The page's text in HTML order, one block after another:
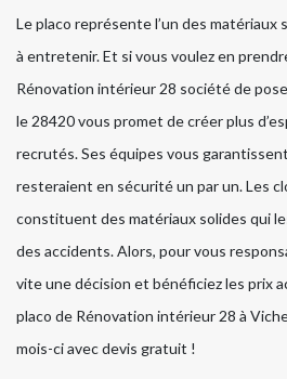
Le placo représente l’un des matériaux
à entretenir. Et si vous voulez en
Rénovation intérieur 28 société de
le 28420 vous promet de créer plus
recrutés. Ses équipes vous
resteraient en sécurité un par un. Les
constituent des matériaux solides qui
des accidents. Alors, pour vous
vite une décision et bénéficiez les prix
placo de Rénovation intérieur 28 à
mois-ci avec devis gratuit !